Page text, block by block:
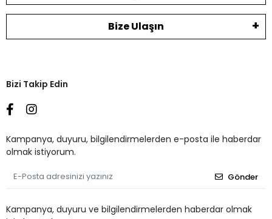
Bize Ulaşın
Bizi Takip Edin
Kampanya, duyuru, bilgilendirmelerden e-posta ile haberdar
olmak istiyorum.
Gönder
Kampanya, duyuru ve bilgilendirmelerden haberdar olmak